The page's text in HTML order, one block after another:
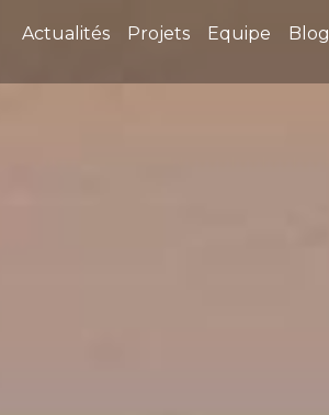
Actualités Projets Equipe Blog